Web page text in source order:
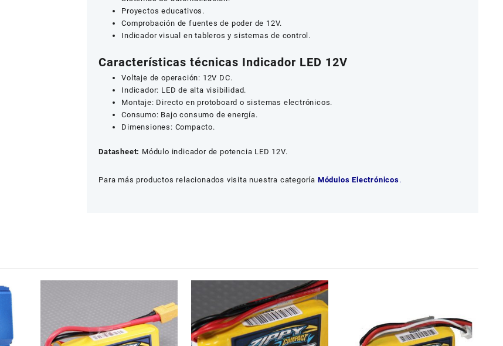
Proyectos educativos.
Comprobación de fuentes de poder de 12V.
Indicador visual en tableros y sistemas de control.
Características técnicas Indicador LED 12V
Voltaje de operación: 12V DC.
Indicador: LED de alta visibilidad.
Montaje: Directo en protoboard o sistemas electrónicos.
Consumo: Bajo consumo de energía.
Dimensiones: Compacto.
Datasheet: Módulo indicador de potencia LED 12V.
Para más productos relacionados visita nuestra categoría Módulos Electrónicos.